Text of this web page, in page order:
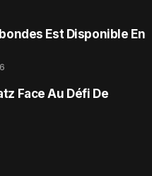
Est Disponible En
Face Au Défi De